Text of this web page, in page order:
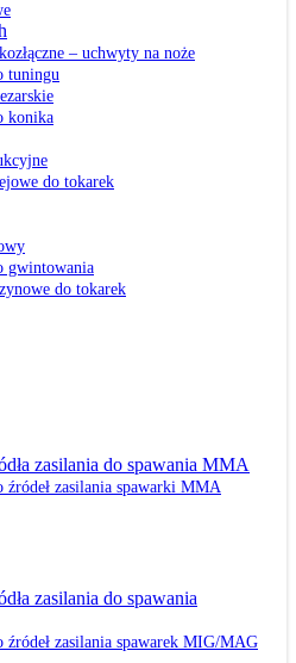
– uchwyty na noże
tuningu
konika
do tokarek
gwintowania
do tokarek
zasilania do spawania MMA
źródeł zasilania spawarki MMA
zasilania do spawania
źródeł zasilania spawarek MIG/MAG